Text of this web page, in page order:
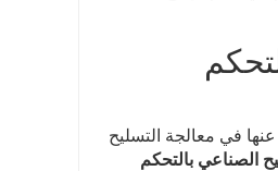
في معالجة التسليح
الصناعي بالتحكم